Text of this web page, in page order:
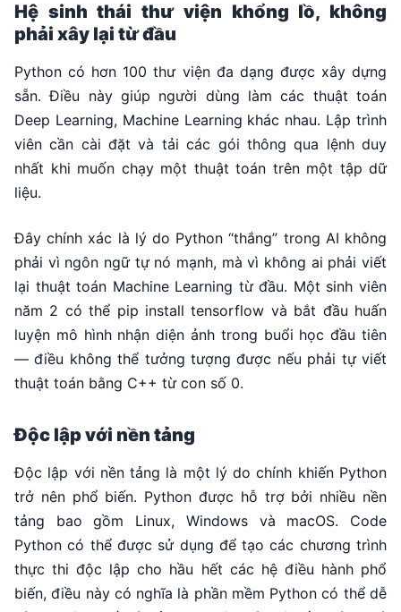
Hệ sinh thái thư viện khổng lồ, không
phải xây lại từ đầu
Python có hơn 100 thư viện đa dạng được xây dựng
sẵn. Điều này giúp người dùng làm các thuật toán
Deep Learning, Machine Learning khác nhau. Lập trình
viên cần cài đặt và tải các gói thông qua lệnh duy
nhất khi muốn chạy một thuật toán trên một tập dữ
liệu.
Đây chính xác là lý do Python “thắng” trong AI không
phải vì ngôn ngữ tự nó mạnh, mà vì không ai phải viết
lại thuật toán Machine Learning từ đầu. Một sinh viên
năm 2 có thể pip install tensorflow và bắt đầu huấn
luyện mô hình nhận diện ảnh trong buổi học đầu tiên
— điều không thể tưởng tượng được nếu phải tự viết
thuật toán bằng C++ từ con số 0.
Độc lập với nền tảng
Độc lập với nền tảng là một lý do chính khiến Python
trở nên phổ biến. Python được hỗ trợ bởi nhiều nền
tảng bao gồm Linux, Windows và macOS. Code
Python có thể được sử dụng để tạo các chương trình
thực thi độc lập cho hầu hết các hệ điều hành phổ
biến, điều này có nghĩa là phần mềm Python có thể dễ